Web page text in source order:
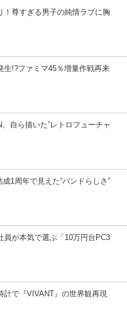
！尊すぎる男子の純情ラブに胸
生!?ファミマ45％増量作戦再来
自ら描いた”レトロフューチャ
1周年で見えた”バンドらしさ”
員が本気で選ぶ「10万円台PC3
計で『VIVANT』の世界観再現